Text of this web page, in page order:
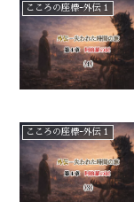
こころの座標ｰ外伝１
こころの座標ｰ外伝１